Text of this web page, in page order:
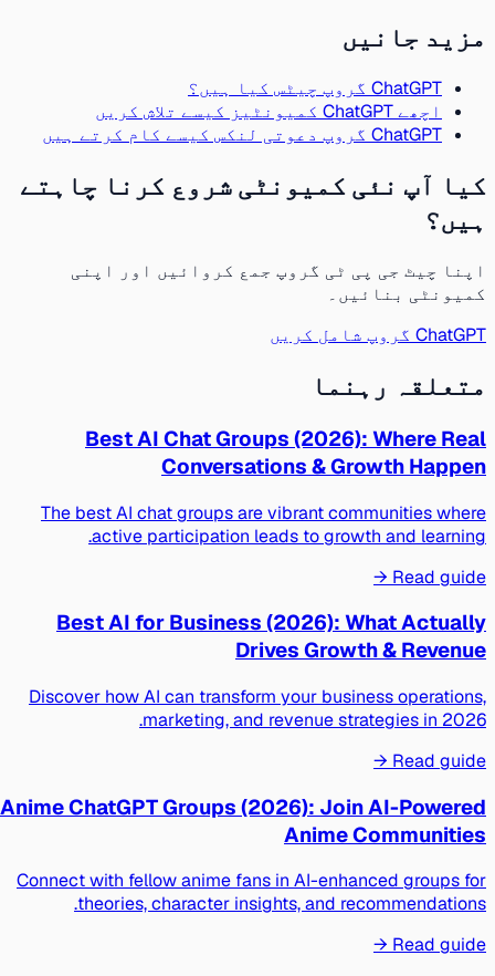
مزید جانیں
ChatGPT گروپ چیٹس کیا ہیں؟
اچھے ChatGPT کمیونٹیز کیسے تلاش کریں
ChatGPT گروپ دعوتی لنکس کیسے کام کرتے ہیں
کیا آپ نئی کمیونٹی شروع کرنا چاہتے
ہیں؟
اپنا چیٹ جی پی ٹی گروپ جمع کروائیں اور اپنی
کمیونٹی بنائیں۔
ChatGPT گروپ شامل کریں
متعلقہ رہنما
Best AI Chat Groups (2026): Where Real
Conversations & Growth Happen
The best AI chat groups are vibrant communities where
active participation leads to growth and learning.
Read guide →
Best AI for Business (2026): What Actually
Drives Growth & Revenue
Discover how AI can transform your business operations,
marketing, and revenue strategies in 2026.
Read guide →
Anime ChatGPT Groups (2026): Join AI-Powered
Anime Communities
Connect with fellow anime fans in AI-enhanced groups for
theories, character insights, and recommendations.
Read guide →